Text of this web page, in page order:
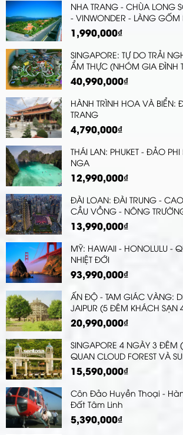
NHA TRANG - CHÙA LONG
- VINWONDER - LÀNG GỐM
PHÁ CAO TỐC MỚI - KHÁCH
1,990,000₫
SINGAPORE: TỰ DO TRẢI
ẨM THỰC (NHÓM GIA ĐÌNH
40,990,000₫
HÀNH TRÌNH HOA VÀ BIỂN:
TRANG
4,790,000₫
THÁI LAN: PHUKET - ĐẢO
NGA
12,990,000₫
ĐÀI LOAN: ĐÀI TRUNG -
CẦU VỒNG - NÔNG
ĐÀI BẮC - CÔNG VIÊN
BẢO TÀNG CỐ CUNG
13,990,000₫
MỸ: HAWAII - HONOLULU -
NHIỆT ĐỚI
93,990,000₫
ẤN ĐỘ - TAM GIÁC VÀNG:
JAIPUR (5 ĐÊM KHÁCH SẠN
20,990,000₫
SINGAPORE 4 NGÀY 3 ĐÊM
QUAN CLOUD FOREST VÀ
OBSERVATORY, KHU VƯỜN
SENSORY SCAPE)
15,590,000₫
Côn Đảo Huyền Thoại -
Đất Tâm Linh
5,390,000₫